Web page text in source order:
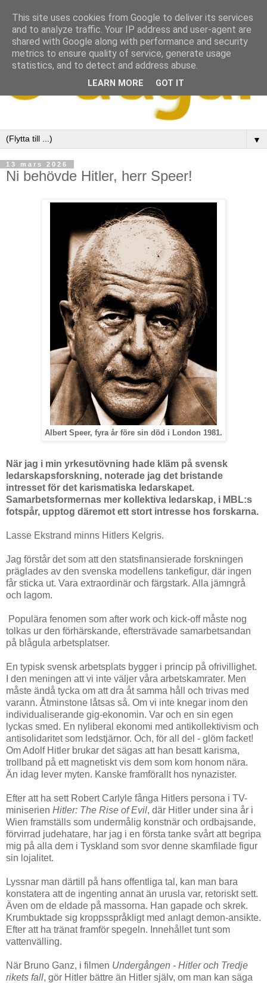
▼
13 mars 2026
Ni behövde Hitler, herr Speer!
Albert Speer, fyra år före sin död i London 1981.
När jag i min yrkesutövning hade kläm på svensk
ledarskapsforskning, noterade jag det bristande
intresset för det karismatiska ledarskapet.
Samarbetsformernas mer kollektiva ledarskap, i MBL:s
fotspår, upptog däremot ett stort intresse hos forskarna.
Lasse Ekstrand minns Hitlers Kelgris.
Jag förstår det som att den statsfinansierade forskningen
präglades av den svenska modellens tankefigur, där ingen
får sticka ut. Vara extraordinär och färgstark. Alla jämngrå
och lagom.
Populära fenomen som after work och kick-off måste nog
tolkas ur den förhärskande, eftersträvade samarbetsandan
på blågula arbetsplatser.
En typisk svensk arbetsplats bygger i princip på ofrivillighet.
I den meningen att vi inte väljer våra arbetskamrater. Men
måste ändå tycka om att dra åt samma håll och trivas med
varann. Åtminstone låtsas så. Om vi inte knegar inom den
individualiserande gig-ekonomin. Var och en sin egen
lyckas smed. En nyliberal ekonomi med antikollektivism och
antisolidaritet som ledstjärnor. Och, för all del - glöm facket!
Om Adolf Hitler brukar det sägas att han besatt karisma,
trollband på ett magnetiskt vis dem som kom honom nära.
Än idag lever myten. Kanske framförallt hos nynazister.
Efter att ha sett Robert Carlyle fånga Hitlers persona i TV-
miniserien Hitler: The Rise of Evil, där Hitler under sina år i
Wien framställs som undermålig konstnär och ordbajsande,
förvirrad judehatare, har jag i en första tanke svårt att begripa
mig på alla dem i Tyskland som svor denne skamfilade figur
sin lojalitet.
Lyssnar man därtill på hans offentliga tal, kan man bara
konstatera att de ingenting annat än urusla var, retoriskt sett.
Även om de eldade på massorna. Han gapade och skrek.
Krumbuktade sig kroppsspråkligt med anlagt demon-ansikte.
Efter att ha tränat framför spegeln. Innehållet tunt som
vattenvälling.
När Bruno Ganz, i filmen Undergången - Hitler och Tredje
rikets fall, gör Hitler bättre än Hitler själv, om man kan säga
This site uses cookies from Google to deliver its services
and to analyze traffic. Your IP address and user-agent are
shared with Google along with performance and security
metrics to ensure quality of service, generate usage
statistics, and to detect and address abuse.
LEARN MORE GOT IT